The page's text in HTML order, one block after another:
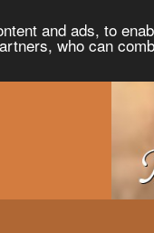
and ads, to
who can